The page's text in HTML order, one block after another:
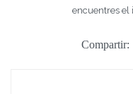
encuentres el